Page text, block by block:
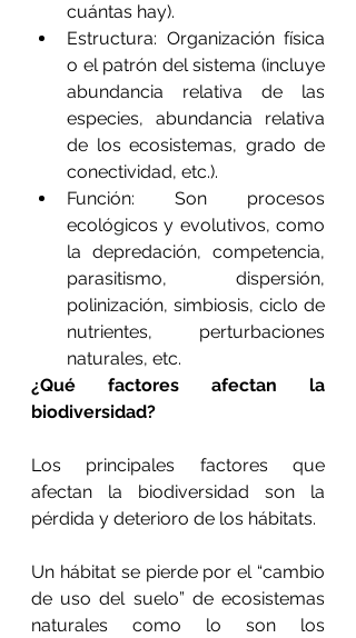
cuántas hay).
Estructura: Organización física
o el patrón del sistema (incluye
abundancia relativa de las
especies, abundancia relativa
de los ecosistemas, grado de
conectividad, etc.).
Función: Son procesos
ecológicos y evolutivos, como
la depredación, competencia,
parasitismo, dispersión,
polinización, simbiosis, ciclo de
nutrientes, perturbaciones
naturales, etc.
¿Qué factores afectan la
biodiversidad?
Los principales factores que
afectan la biodiversidad son la
pérdida y deterioro de los hábitats.
Un hábitat se pierde por el “cambio
de uso del suelo” de ecosistemas
naturales como lo son los